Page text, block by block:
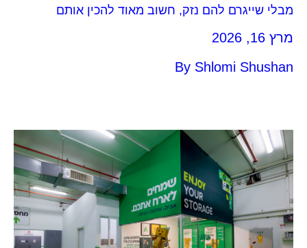
מבלי שייגרם להם נזק, חשוב מאוד להכין אותם
על מנת לנקז את כל שאריות המים ולנתק מהחשמל.
במדיח הכלים יש להפעיל תכנית ניקוז ולנתק מהחשמל.
מרץ 16, 2026
By Shlomi Shushan